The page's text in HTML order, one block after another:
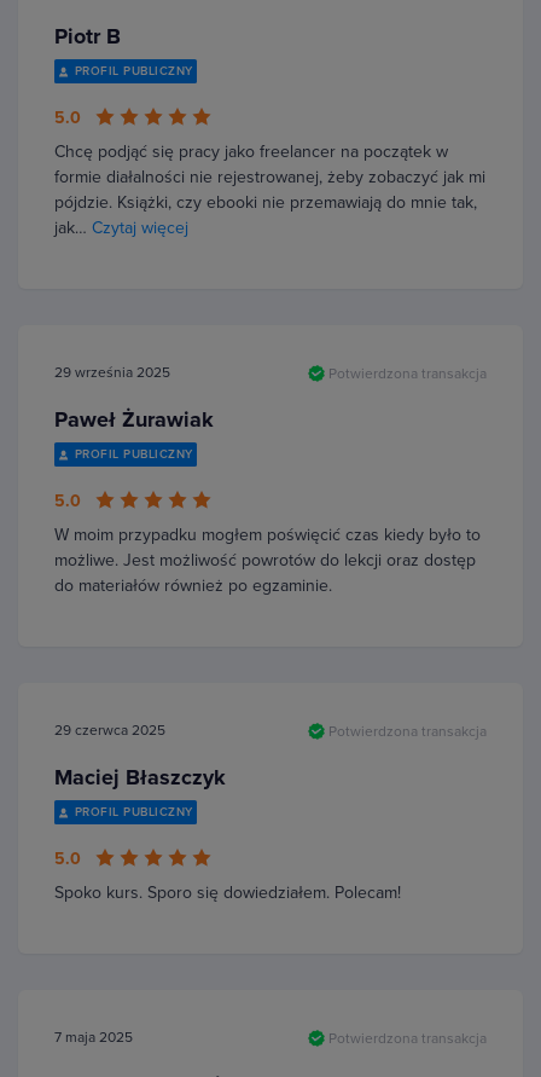
Piotr B
PROFIL PUBLICZNY
5.0
Chcę podjąć się pracy jako freelancer na początek w
formie diałalności nie rejestrowanej, żeby zobaczyć jak mi
pójdzie. Książki, czy ebooki nie przemawiają do mnie tak,
jak… Czytaj więcej
29 września 2025 Potwierdzona transakcja
Paweł Żurawiak
PROFIL PUBLICZNY
5.0
W moim przypadku mogłem poświęcić czas kiedy było to
możliwe. Jest możliwość powrotów do lekcji oraz dostęp
do materiałów również po egzaminie.
29 czerwca 2025 Potwierdzona transakcja
Maciej Błaszczyk
PROFIL PUBLICZNY
5.0
Spoko kurs. Sporo się dowiedziałem. Polecam!
7 maja 2025 Potwierdzona transakcja